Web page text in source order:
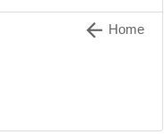
 Home